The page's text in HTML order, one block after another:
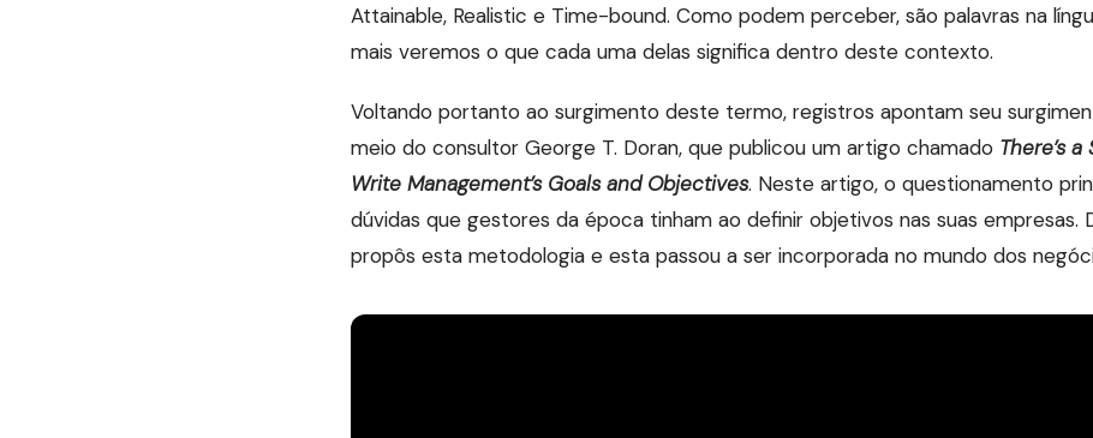
Attainable, Realistic e Time-bound. Como podem perceber, são palavras na
mais veremos o que cada uma delas significa dentro deste contexto.
Voltando portanto ao surgimento deste termo, registros apontam seu
meio do consultor George T. Doran, que publicou um artigo chamado There’s a
Write Management’s Goals and Objectives. Neste artigo, o questionamento
dúvidas que gestores da época tinham ao definir objetivos nas suas empresas.
propôs esta metodologia e esta passou a ser incorporada no mundo dos